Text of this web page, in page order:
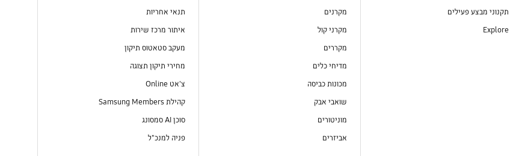
תקנוני מבצע פעילים
Explore
מקרנים
מקרני קול
מקררים
מדיחי כלים
מכונות כביסה
שואבי אבק
מוניטורים
אביזרים
תנאי אחריות
איתור מרכז שירות
מעקב סטאטוס תיקון
מחירי תיקון תצוגה
צ'אט Online
קהילת Samsung Members
סוכן AI סמסונג
פניה למנכ"ל